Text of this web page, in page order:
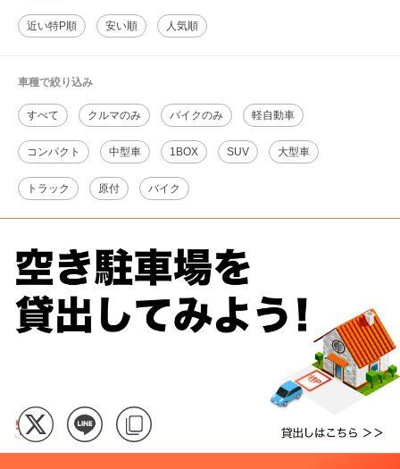
近い特P順 安い順 人気順
車種で絞り込み
すべて クルマのみ バイクのみ 軽自動車
コンパクト 中型車 1BOX SUV 大型車
トラック 原付 バイク